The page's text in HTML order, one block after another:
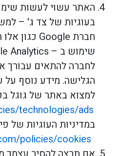
האתר עשוי לעשות
בעוגיות של צד ג' –
חברת Google כגון
שימוש ב – Analytics
לחברה להתאים עבורך
הגלישה. מידע נוסף על
למצוא באתר של גוגל
technologies/ads
במדיניות העוגיות של
policies/cookies